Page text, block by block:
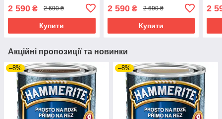
2 590 ₴ 2 690 ₴
Купити
2 590₴ 2 690 ₴
Купити
2
Акційні пропозиції та новинки
–8% –8%